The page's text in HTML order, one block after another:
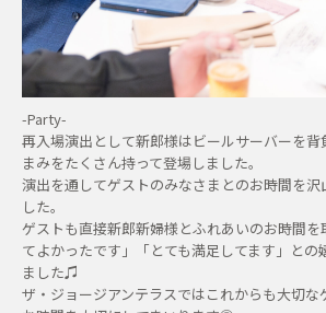
-Party-
再入場演出として新郎様はビールサーバーを背
まみをたくさん持って登場しました。
演出を通してゲストのみなさまとのお時間を沢
した。
ゲストも直接新郎新婦様とふれあいのお時間
てよかったです」「とても満足してます」との
ました♫
ザ・ジョージアンテラスではこれからも大切な